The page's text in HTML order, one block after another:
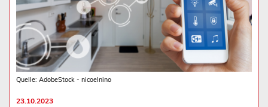
Quelle: AdobeStock - nicoelnino
23.10.2023